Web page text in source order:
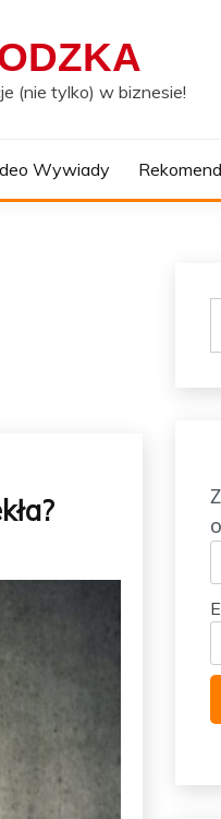
(nie tylko) w biznesie!
Wywiady